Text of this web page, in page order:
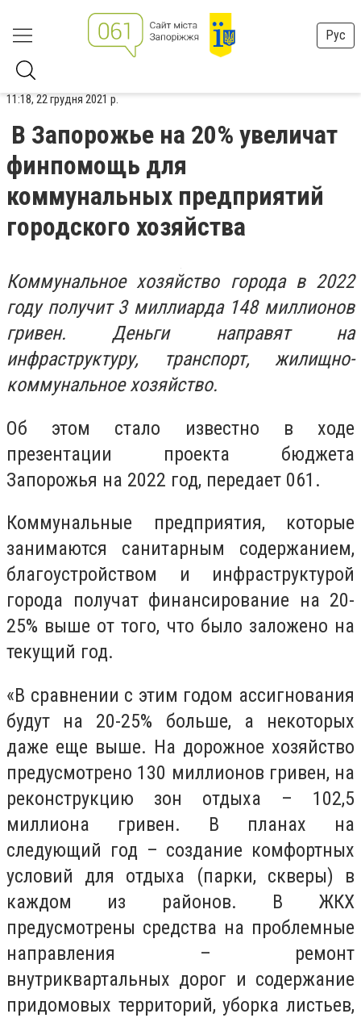
Рус
11:18, 22 грудня 2021 р.
В Запорожье на 20% увеличат
финпомощь для
коммунальных предприятий
городского хозяйства
Коммунальное хозяйство города в 2022
году получит 3 миллиарда 148 миллионов
гривен. Деньги направят на
инфраструктуру, транспорт, жилищно-
коммунальное хозяйство.
Об этом стало известно в ходе
презентации проекта бюджета
Запорожья на 2022 год, передает 061.
Коммунальные предприятия, которые
занимаются санитарным содержанием,
благоустройством и инфраструктурой
города получат финансирование на 20-
25% выше от того, что было заложено на
текущий год.
«В сравнении с этим годом ассигнования
будут на 20-25% больше, а некоторых
даже еще выше. На дорожное хозяйство
предусмотрено 130 миллионов гривен, на
реконструкцию зон отдыха – 102,5
миллиона гривен. В планах на
следующий год – создание комфортных
условий для отдыха (парки, скверы) в
каждом из районов. В ЖКХ
предусмотрены средства на проблемные
направления – ремонт
внутриквартальных дорог и содержание
придомовых территорий, уборка листьев,